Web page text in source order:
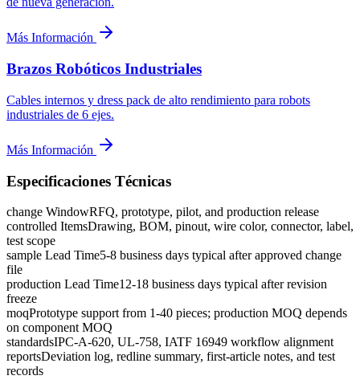
Más Información
Brazos Robóticos Industriales
Cables internos y dress pack de alto rendimiento para robots
industriales de 6 ejes.
Más Información
Especificaciones Técnicas
change WindowRFQ, prototype, pilot, and production release
controlled ItemsDrawing, BOM, pinout, wire color, connector, label,
test scope
sample Lead Time5-8 business days typical after approved change
file
production Lead Time12-18 business days typical after revision
freeze
moqPrototype support from 1-40 pieces; production MOQ depends
on component MOQ
standardsIPC-A-620, UL-758, IATF 16949 workflow alignment
reportsDeviation log, redline summary, first-article notes, and test
records